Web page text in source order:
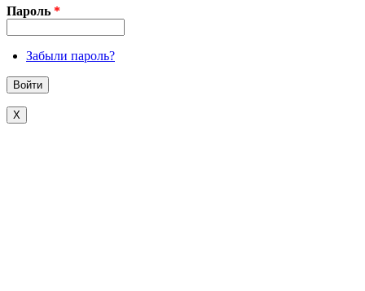
X
Пароль *
Забыли пароль?
X